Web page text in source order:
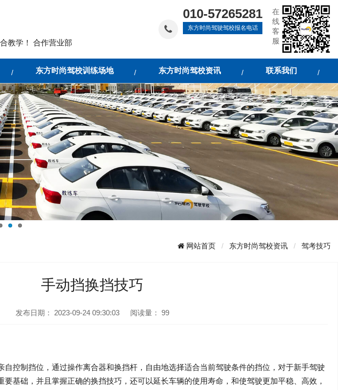
教学！ 合作营业部
010-57265281
东方时尚驾驶驾校报名电话
在
线
客
服
东方时尚驾校训练场地 东方时尚驾校资讯 联系我们
网站首页 东方时尚驾校资讯 驾考技巧
手动挡换挡技巧
发布日期： 2023-09-24 09:30:03 阅读量： 99
控制挡位，通过操作离合器和换挡杆，自由地选择适合当前驾驶条件的挡位，对于新手驾驶
基础，并且掌握正确的换挡技巧，还可以延长车辆的使用寿命，和使驾驶更加平稳、高效，